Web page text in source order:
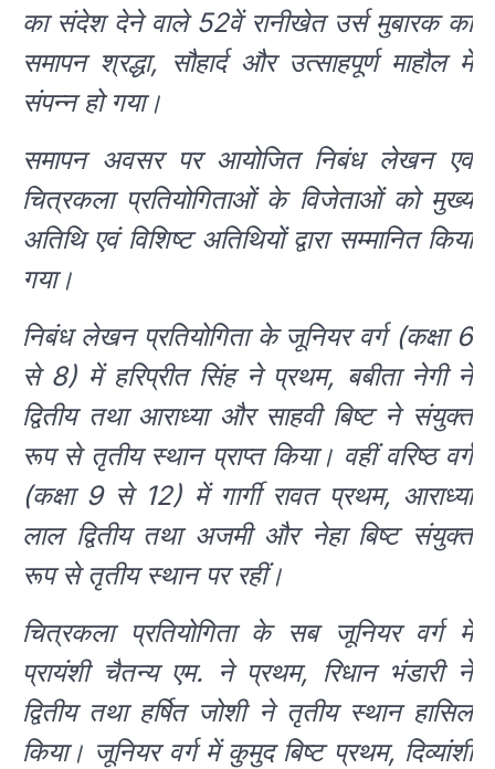
का संदेश देने वाले 52वें रानीखेत उर्स मुबारक का
समापन श्रद्धा, सौहार्द और उत्साहपूर्ण माहौल में
संपन्न हो गया।
समापन अवसर पर आयोजित निबंध लेखन एवं
चित्रकला प्रतियोगिताओं के विजेताओं को मुख्य
अतिथि एवं विशिष्ट अतिथियों द्वारा सम्मानित किया
गया।
निबंध लेखन प्रतियोगिता के जूनियर वर्ग (कक्षा 6
से 8) में हरिप्रीत सिंह ने प्रथम, बबीता नेगी ने
द्वितीय तथा आराध्या और साहवी बिष्ट ने संयुक्त
रूप से तृतीय स्थान प्राप्त किया। वहीं वरिष्ठ वर्ग
(कक्षा 9 से 12) में गार्गी रावत प्रथम, आराध्या
लाल द्वितीय तथा अजमी और नेहा बिष्ट संयुक्त
रूप से तृतीय स्थान पर रहीं।
चित्रकला प्रतियोगिता के सब जूनियर वर्ग में
प्रायंशी चैतन्य एम. ने प्रथम, रिधान भंडारी ने
द्वितीय तथा हर्षित जोशी ने तृतीय स्थान हासिल
किया। जूनियर वर्ग में कुमुद बिष्ट प्रथम, दिव्यांशी